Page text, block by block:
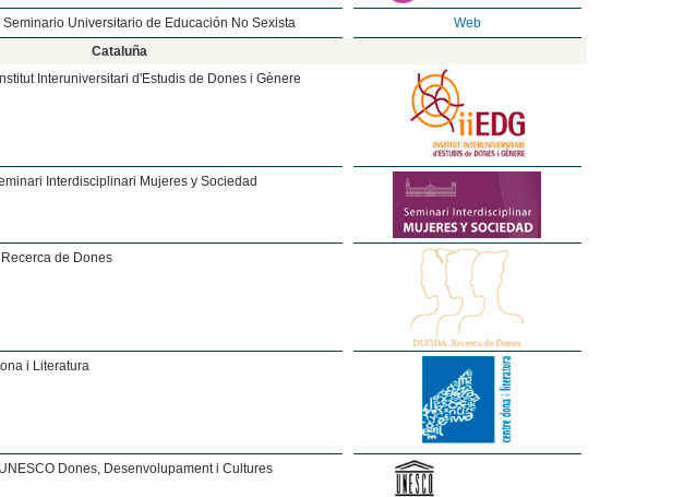
Seminario Universitario de Educación No Sexista
Web
Cataluña
Interuniversitari d'Estudis de Dones i Gènere
Interdisciplinari Mujeres y Sociedad
de Dones
i Literatura
Dones, Desenvolupament i Cultures